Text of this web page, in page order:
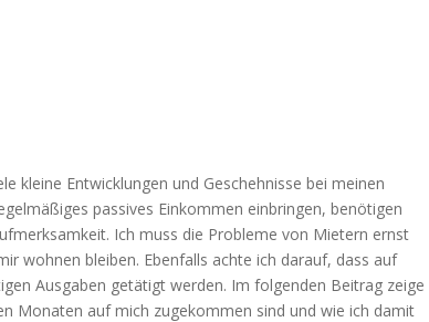
kleine Entwicklungen und Geschehnisse bei meinen
passives Einkommen einbringen, benötigen
Ich muss die Probleme von Mietern ernst
wohnen bleiben. Ebenfalls achte ich darauf, dass auf
Ausgaben getätigt werden. Im folgenden Beitrag zeige
Monaten auf mich zugekommen sind und wie ich damit